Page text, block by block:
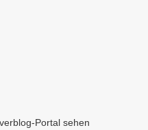
Portal sehen